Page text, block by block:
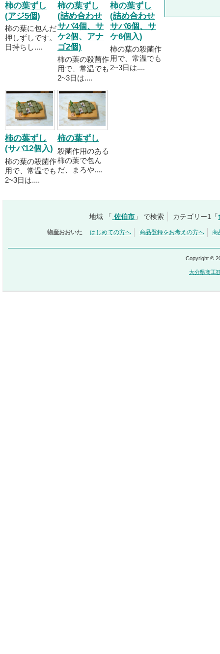
柿の葉ずし
(アジ5個)
柿の葉に包んだ
押しずしです。
日持ちし....
柿の葉ずし
(詰め合わせ
サバ4個、サ
ケ2個、アナ
ゴ2個)
柿の葉の殺菌作
用で、常温でも
2~3日は....
柿の葉ずし
(詰め合わせ
サバ6個、サ
ケ6個入)
柿の葉の殺菌作
用で、常温でも
2~3日は....
柿の葉ずし
(サバ12個入)
柿の葉の殺菌作
用で、常温でも
2~3日は....
柿の葉ずし
殺菌作用のある
柿の葉で包ん
だ、まろや....
地域 「 佐伯市 」 で検索 カテゴリー1「
物産おおいた はじめての方へ 商品登録をお考えの方へ 商
Copyright ©
大分県商工